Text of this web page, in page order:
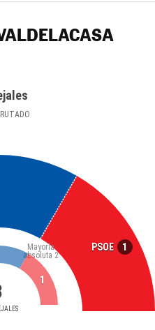
PSOE 1
Mayoría
absoluta 2
1